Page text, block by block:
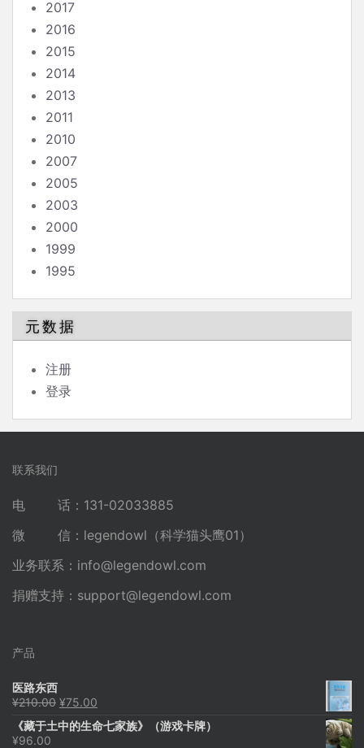
2017
2016
2015
2014
2013
2011
2010
2007
2005
2003
2000
1999
1995
元数据
注册
登录
联系我们
电 话：131-02033885
微 信：legendowl（科学猫头鹰01）
业务联系： info@legendowl.com
捐赠支持： support@legendowl.com
产品
医路东西
¥210.00 原
为：
¥75.00
价
《藏于土中的生命七家族》（游戏卡牌）
¥96.00